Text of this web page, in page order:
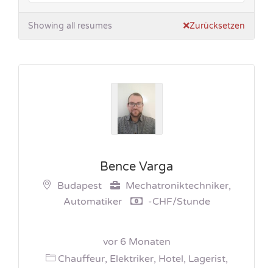
Showing all resumes Zurücksetzen
Bence Varga
Budapest
Mechatroniktechniker,
Automatiker
-CHF/Stunde
vor 6 Monaten
Chauffeur, Elektriker, Hotel, Lagerist,